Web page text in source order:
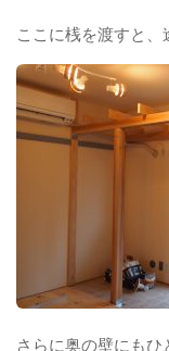
ここに桟を渡すと、
さらに奥の壁にもひ